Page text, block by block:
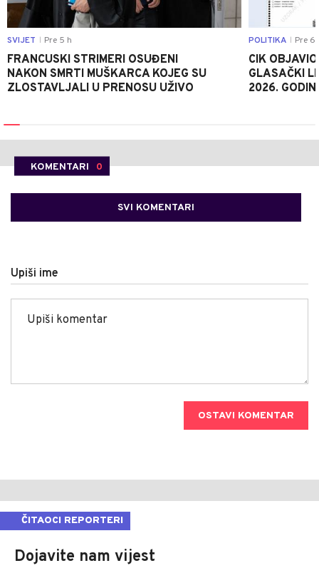
SVIJET Pre 5 h
FRANCUSKI STRIMERI OSUĐENI
NAKON SMRTI MUŠKARCA KOJEG SU
ZLOSTAVLJALI U PRENOSU UŽIVO
POLITIKA Pre 6
CIK
GLASAČKI
2026.
KOMENTARI 0
SVI KOMENTARI
Upiši ime
OSTAVI KOMENTAR
ČITAOCI REPORTERI
Dojavite nam vijest